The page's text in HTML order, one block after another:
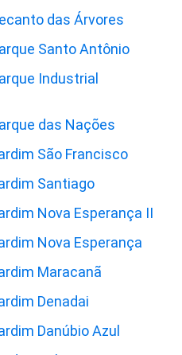
das Árvores
Santo Antônio
Industrial
das Nações
São Francisco
Santiago
Nova Esperança II
Nova Esperança
Maracanã
Denadai
Danúbio Azul